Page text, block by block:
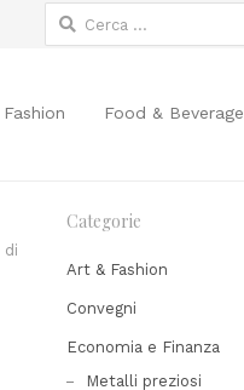
Ricerca
per:
Food & Beverage
di
Categorie
Art & Fashion
Convegni
Economia e Finanza
Metalli preziosi